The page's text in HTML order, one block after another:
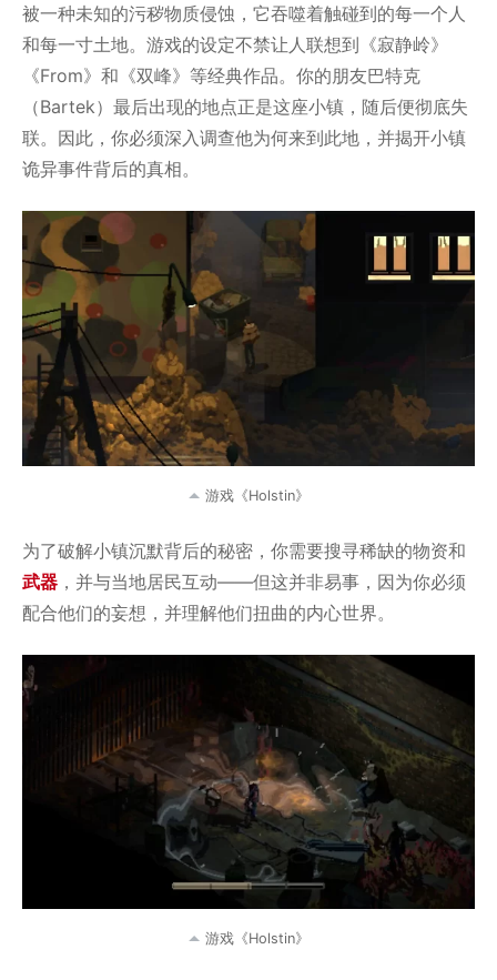
被一种未知的污秽物质侵蚀，它吞噬着触碰到的每一个人
和每一寸土地。游戏的设定不禁让人联想到《寂静岭》
《From》和《双峰》等经典作品。你的朋友巴特克
（Bartek）最后出现的地点正是这座小镇，随后便彻底失
联。因此，你必须深入调查他为何来到此地，并揭开小镇
诡异事件背后的真相。
游戏《Holstin》
为了破解小镇沉默背后的秘密，你需要搜寻稀缺的物资和
武器 ，并与当地居民互动——但这并非易事，因为你必须
配合他们的妄想，并理解他们扭曲的内心世界。
游戏《Holstin》